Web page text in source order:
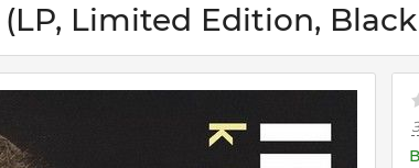
(LP, Limited Edition,